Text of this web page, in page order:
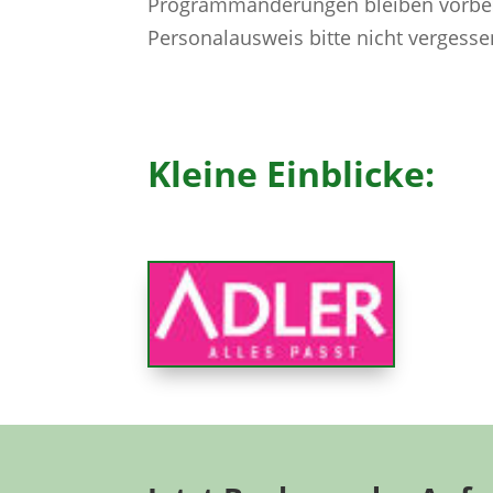
Personalausweis bitte nicht
Kleine Einblicke: